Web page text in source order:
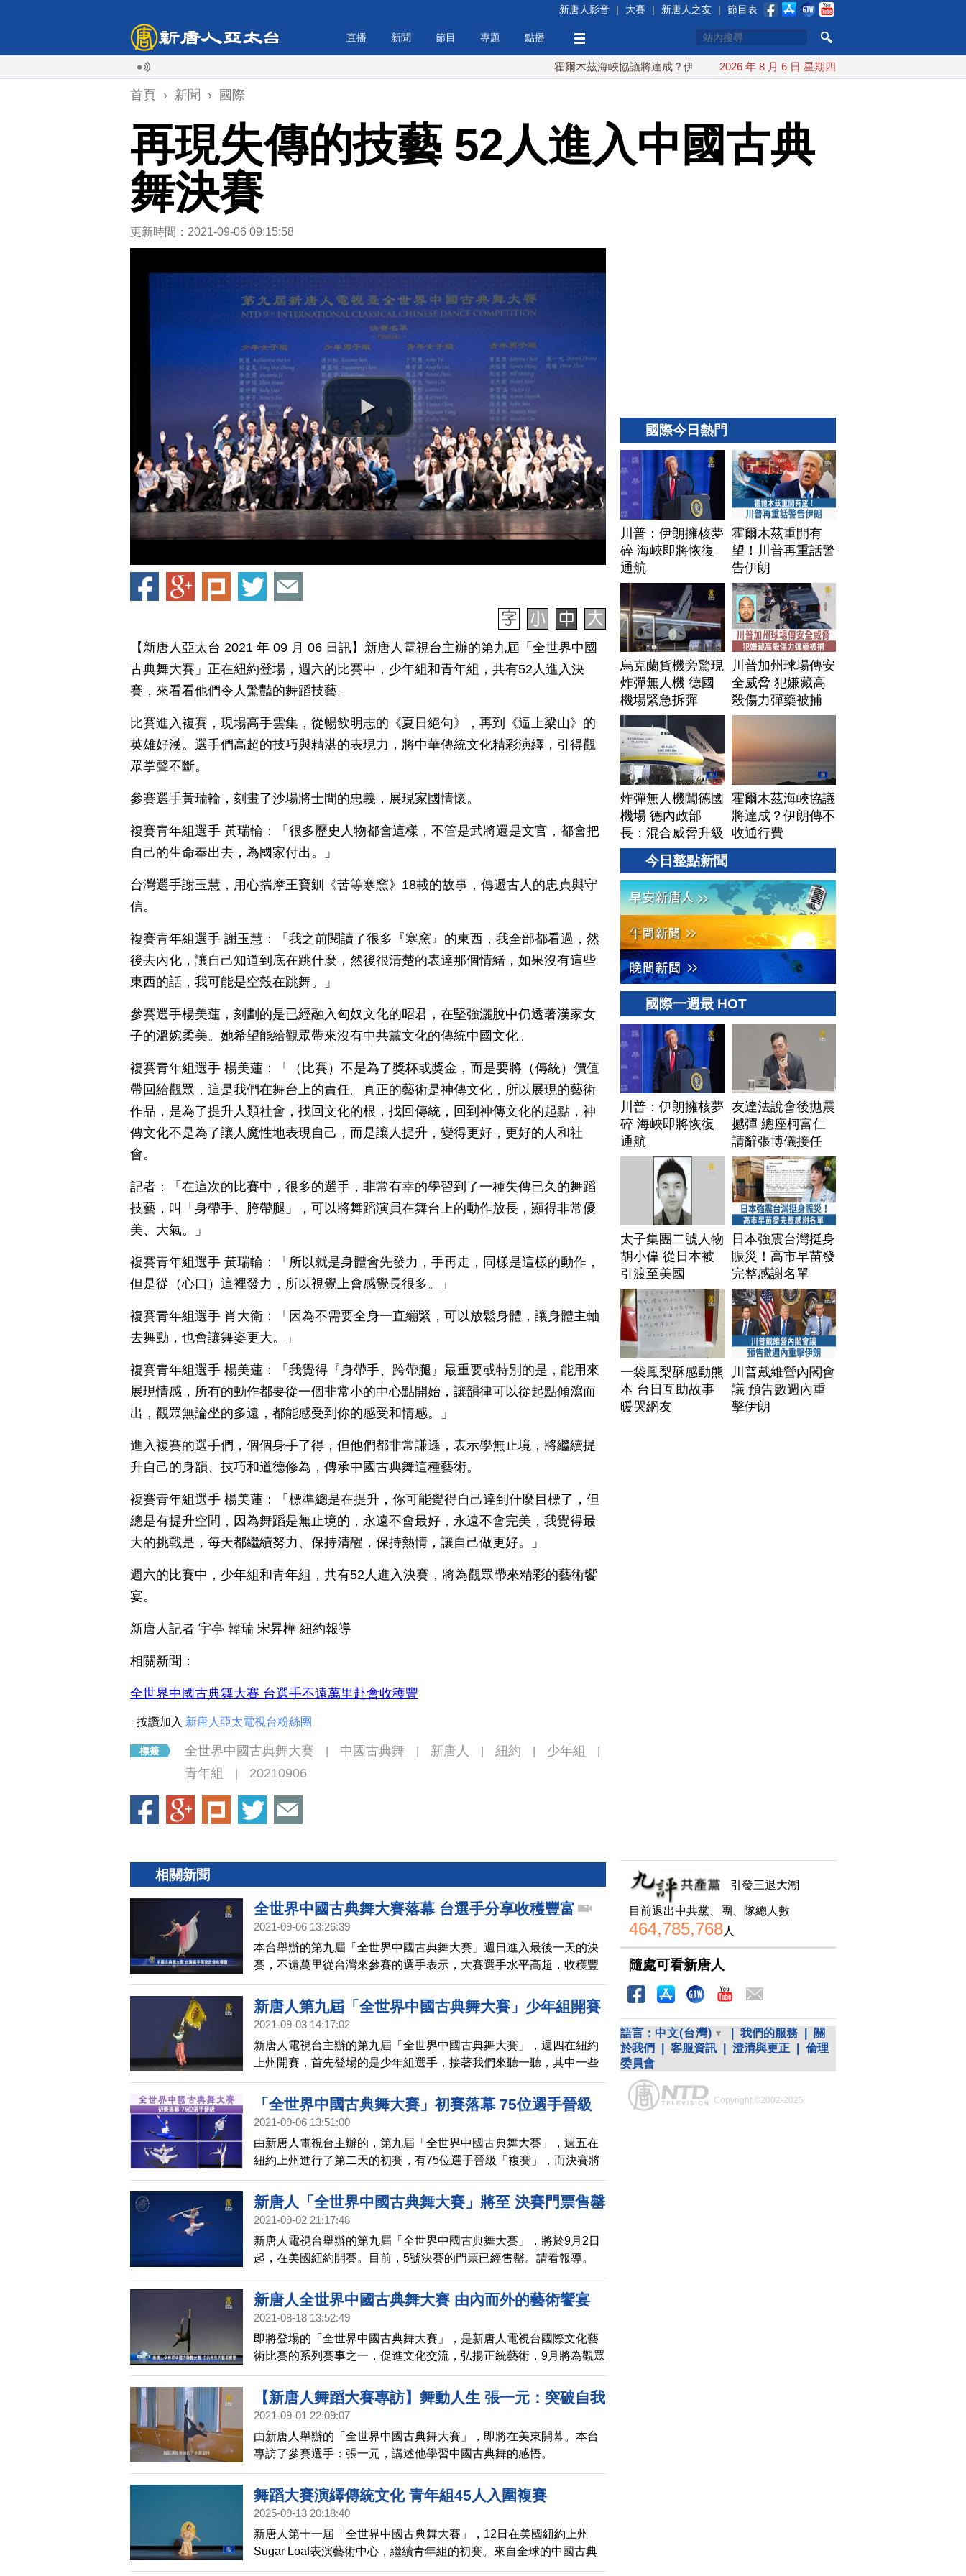
新唐人影音 | 大賽 | 新唐人之友 | 節目表
直播 新聞 節目 專題 點播
霍爾木茲海峽協議將達成？伊朗傳不收通行費 配合漢光 總統賴清德親登雲豹前進圓山指揮
2026 年 8 月 6 日 星期四
首頁 › 新聞 › 國際
再現失傳的技藝 52人進入中國古典
舞決賽
更新時間：2021-09-06 09:15:58
【新唐人亞太台 2021 年 09 月 06 日訊】新唐人電視台主辦的第九屆「全世界中國
古典舞大賽」正在紐約登場，週六的比賽中，少年組和青年組，共有52人進入決
賽，來看看他們令人驚豔的舞蹈技藝。
比賽進入複賽，現場高手雲集，從暢飲明志的《夏日絕句》，再到《逼上梁山》的
英雄好漢。選手們高超的技巧與精湛的表現力，將中華傳統文化精彩演繹，引得觀
眾掌聲不斷。
參賽選手黃瑞輪，刻畫了沙場將士間的忠義，展現家國情懷。
複賽青年組選手 黃瑞輪：「很多歷史人物都會這樣，不管是武將還是文官，都會把
自己的生命奉出去，為國家付出。」
台灣選手謝玉慧，用心揣摩王寶釧《苦等寒窯》18載的故事，傳遞古人的忠貞與守
信。
複賽青年組選手 謝玉慧：「我之前閱讀了很多『寒窯』的東西，我全部都看過，然
後去內化，讓自己知道到底在跳什麼，然後很清楚的表達那個情緒，如果沒有這些
東西的話，我可能是空殼在跳舞。」
參賽選手楊美蓮，刻劃的是已經融入匈奴文化的昭君，在堅強灑脫中仍透著漢家女
子的溫婉柔美。她希望能給觀眾帶來沒有中共黨文化的傳統中國文化。
複賽青年組選手 楊美蓮：「（比賽）不是為了獎杯或獎金，而是要將（傳統）價值
帶回給觀眾，這是我們在舞台上的責任。真正的藝術是神傳文化，所以展現的藝術
作品，是為了提升人類社會，找回文化的根，找回傳統，回到神傳文化的起點，神
傳文化不是為了讓人魔性地表現自己，而是讓人提升，變得更好，更好的人和社
會。
記者：「在這次的比賽中，很多的選手，非常有幸的學習到了一種失傳已久的舞蹈
技藝，叫「身帶手、胯帶腿」，可以將舞蹈演員在舞台上的動作放長，顯得非常優
美、大氣。」
複賽青年組選手 黃瑞輪：「所以就是身體會先發力，手再走，同樣是這樣的動作，
但是從（心口）這裡發力，所以視覺上會感覺長很多。」
複賽青年組選手 肖大衛：「因為不需要全身一直繃緊，可以放鬆身體，讓身體主軸
去舞動，也會讓舞姿更大。」
複賽青年組選手 楊美蓮：「我覺得『身帶手、跨帶腿』最重要或特別的是，能用來
展現情感，所有的動作都要從一個非常小的中心點開始，讓韻律可以從起點傾瀉而
出，觀眾無論坐的多遠，都能感受到你的感受和情感。」
進入複賽的選手們，個個身手了得，但他們都非常謙遜，表示學無止境，將繼續提
升自己的身韻、技巧和道德修為，傳承中國古典舞這種藝術。
複賽青年組選手 楊美蓮：「標準總是在提升，你可能覺得自己達到什麼目標了，但
總是有提升空間，因為舞蹈是無止境的，永遠不會最好，永遠不會完美，我覺得最
大的挑戰是，每天都繼續努力、保持清醒，保持熱情，讓自己做更好。」
週六的比賽中，少年組和青年組，共有52人進入決賽，將為觀眾帶來精彩的藝術饗
宴。
新唐人記者 宇亭 韓瑞 宋昇樺 紐約報導
相關新聞：
全世界中國古典舞大賽 台選手不遠萬里赴會收穫豐
按讚加入 新唐人亞太電視台粉絲團
全世界中國古典舞大賽 中國古典舞 新唐人 紐約 少年組
青年組 20210906
相關新聞
全世界中國古典舞大賽落幕 台選手分享收穫豐富
2021-09-06 13:26:39
本台舉辦的第九屆「全世界中國古典舞大賽」週日進入最後一天的決
賽，不遠萬里從台灣來參賽的選手表示，大賽選手水平高超，收穫豐
富。
新唐人第九屆「全世界中國古典舞大賽」少年組開賽
選手分享心得
2021-09-03 14:17:02
新唐人電視台主辦的第九屆「全世界中國古典舞大賽」，週四在紐約
上州開賽，首先登場的是少年組選手，接著我們來聽一聽，其中一些
選手分享他們的參賽心得。
「全世界中國古典舞大賽」初賽落幕 75位選手晉級
2021-09-06 13:51:00
由新唐人電視台主辦的，第九屆「全世界中國古典舞大賽」，週五在
紐約上州進行了第二天的初賽，有75位選手晉級「複賽」，而決賽將
在美東時間9月5日登場，也就是台灣時間周一清晨，我們將會全程直
播比賽盛況。
新唐人「全世界中國古典舞大賽」將至 決賽門票售罄
2021-09-02 21:17:48
新唐人電視台舉辦的第九屆「全世界中國古典舞大賽」，將於9月2日
起，在美國紐約開賽。目前，5號決賽的門票已經售罄。請看報導。
新唐人全世界中國古典舞大賽 由內而外的藝術饗宴
2021-08-18 13:52:49
即將登場的「全世界中國古典舞大賽」，是新唐人電視台國際文化藝
術比賽的系列賽事之一，促進文化交流，弘揚正統藝術，9月將為觀眾
帶來一場藝術饗宴。
【新唐人舞蹈大賽專訪】舞動人生 張一元：突破自我
展現光明
2021-09-01 22:09:07
由新唐人舉辦的「全世界中國古典舞大賽」，即將在美東開幕。本台
專訪了參賽選手：張一元，講述他學習中國古典舞的感悟。
舞蹈大賽演繹傳統文化 青年組45人入圍複賽
2025-09-13 20:18:40
新唐人第十一屆「全世界中國古典舞大賽」，12日在美國紐約上州
Sugar Loaf表演藝術中心，繼續青年組的初賽。來自全球的中國古典
舞好手齊聚一堂，用舞蹈演繹中華五千年的神傳文明。
國際今日熱門
川普：伊朗擁核夢
碎 海峽即將恢復
通航
霍爾木茲重開有
望！川普再重話警
告伊朗
烏克蘭貨機旁驚現
炸彈無人機 德國
機場緊急拆彈
川普加州球場傳安
全威脅 犯嫌藏高
殺傷力彈藥被捕
炸彈無人機闖德國
機場 德內政部
長：混合威脅升級
霍爾木茲海峽協議
將達成？伊朗傳不
收通行費
今日整點新聞
國際一週最 HOT
川普：伊朗擁核夢
碎 海峽即將恢復
通航
友達法說會後拋震
撼彈 總座柯富仁
請辭張博儀接任
太子集團二號人物
胡小偉 從日本被
引渡至美國
日本強震台灣挺身
賑災！高市早苗發
完整感謝名單
一袋鳳梨酥感動熊
本 台日互助故事
暖哭網友
川普戴維營內閣會
議 預告數週內重
擊伊朗
引發三退大潮
目前退出中共黨、團、隊總人數
464,785,768人
隨處可看新唐人
語言： 中文(台灣) 我們的服務
關
於我們
客服資訊 澄清與更正
倫理
委員會
Copyright ©2002-2025